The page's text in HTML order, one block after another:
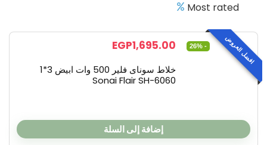
الغلايات الكهربائية
المقالى الكهربائية
المكانس وتنظيف الارضيات
شوايات
Most rated
افضل العروض - 26%
EGP1,695.00
خلاط سوناى فلير 500 وات ابيض 3*1
Sonai Flair SH-6060
إضافة إلى السلة